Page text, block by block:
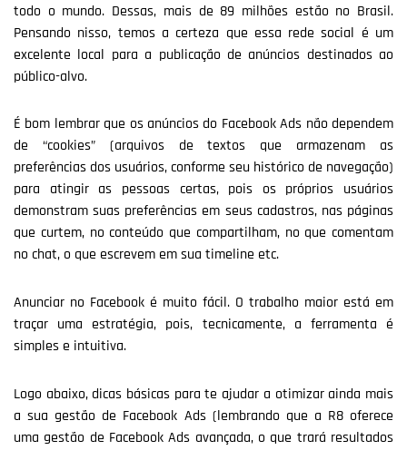
todo o mundo. Dessas, mais de 89 milhões estão no Brasil.
Pensando nisso, temos a certeza que essa rede social é um
excelente local para a publicação de anúncios destinados ao
público-alvo.
É bom lembrar que os anúncios do Facebook Ads não dependem
de “cookies” (arquivos de textos que armazenam as
preferências dos usuários, conforme seu histórico de navegação)
para atingir as pessoas certas, pois os próprios usuários
demonstram suas preferências em seus cadastros, nas páginas
que curtem, no conteúdo que compartilham, no que comentam
no chat, o que escrevem em sua timeline etc.
Anunciar no Facebook é muito fácil. O trabalho maior está em
traçar uma estratégia, pois, tecnicamente, a ferramenta é
simples e intuitiva.
Logo abaixo, dicas básicas para te ajudar a otimizar ainda mais
a sua gestão de Facebook Ads (lembrando que a R8 oferece
uma gestão de Facebook Ads avançada, o que trará resultados